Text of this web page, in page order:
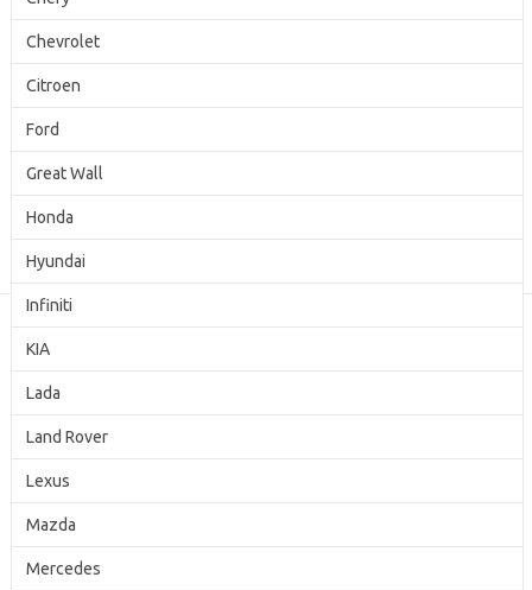
Chevrolet
Citroen
Ford
Great Wall
Honda
Hyundai
Infiniti
KIA
Lada
Land Rover
Lexus
Mazda
Mercedes
Автоаксессуары
Автомобильные тенты
Автохимия
Авточехлы